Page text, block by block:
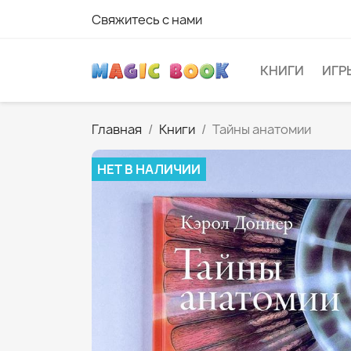
Свяжитесь с нами
КНИГИ
Главная Книги Тайны анатомии
НЕТ В НАЛИЧИИ